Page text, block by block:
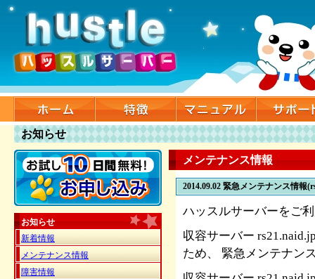
お知らせ
お知らせ
新着情報
メンテナンス情報
障害情報
メンテナンス情報
2014.09.02 緊急メンテナンス情報
ハッスルサーバーをご
収容サーバー
ため、 緊急メンテナン